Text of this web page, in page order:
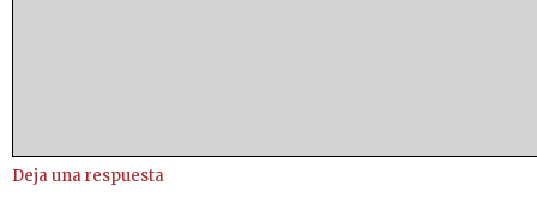
Deja una respuesta